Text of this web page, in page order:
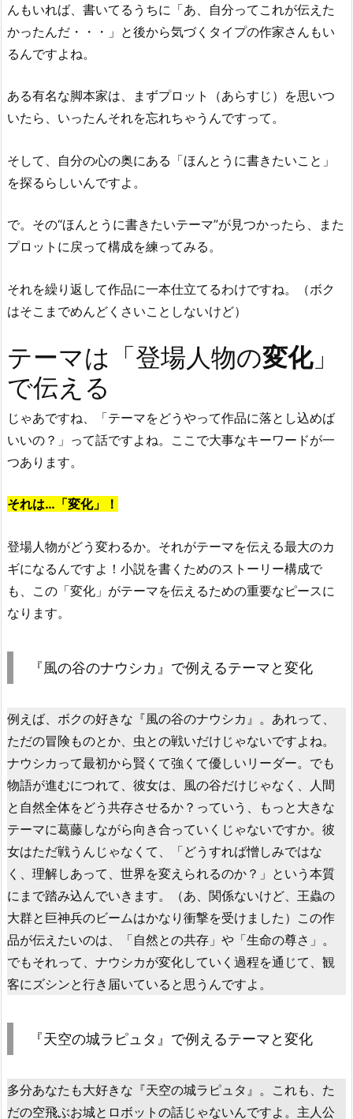
んもいれば、書いてるうちに「あ、自分ってこれが伝えた
かったんだ・・・」と後から気づくタイプの作家さんもい
るんですよね。
ある有名な脚本家は、まずプロット（あらすじ）を思いつ
いたら、いったんそれを忘れちゃうんですって。
そして、自分の心の奥にある「ほんとうに書きたいこと」
を探るらしいんですよ。
で。その“ほんとうに書きたいテーマ”が見つかったら、また
プロットに戻って構成を練ってみる。
それを繰り返して作品に一本仕立てるわけですね。（ボク
はそこまでめんどくさいことしないけど）
テーマは「登場人物の変化」
で伝える
じゃあですね、「テーマをどうやって作品に落とし込めば
いいの？」って話ですよね。ここで大事なキーワードが一
つあります。
それは…「変化」！
登場人物がどう変わるか。それがテーマを伝える最大のカ
ギになるんですよ！小説を書くためのストーリー構成で
も、この「変化」がテーマを伝えるための重要なピースに
なります。
『風の谷のナウシカ』で例えるテーマと変化
例えば、ボクの好きな『風の谷のナウシカ』。あれって、
ただの冒険ものとか、虫との戦いだけじゃないですよね。
ナウシカって最初から賢くて強くて優しいリーダー。でも
物語が進むにつれて、彼女は、風の谷だけじゃなく、人間
と自然全体をどう共存させるか？っていう、もっと大きな
テーマに葛藤しながら向き合っていくじゃないですか。彼
女はただ戦うんじゃなくて、「どうすれば憎しみではな
く、理解しあって、世界を変えられるのか？」という本質
にまで踏み込んでいきます。（あ、関係ないけど、王蟲の
大群と巨神兵のビームはかなり衝撃を受けました）この作
品が伝えたいのは、「自然との共存」や「生命の尊さ」。
でもそれって、ナウシカが変化していく過程を通じて、観
客にズシンと行き届いていると思うんですよ。
『天空の城ラピュタ』で例えるテーマと変化
多分あなたも大好きな『天空の城ラピュタ』。これも、た
だの空飛ぶお城とロボットの話じゃないんですよ。主人公